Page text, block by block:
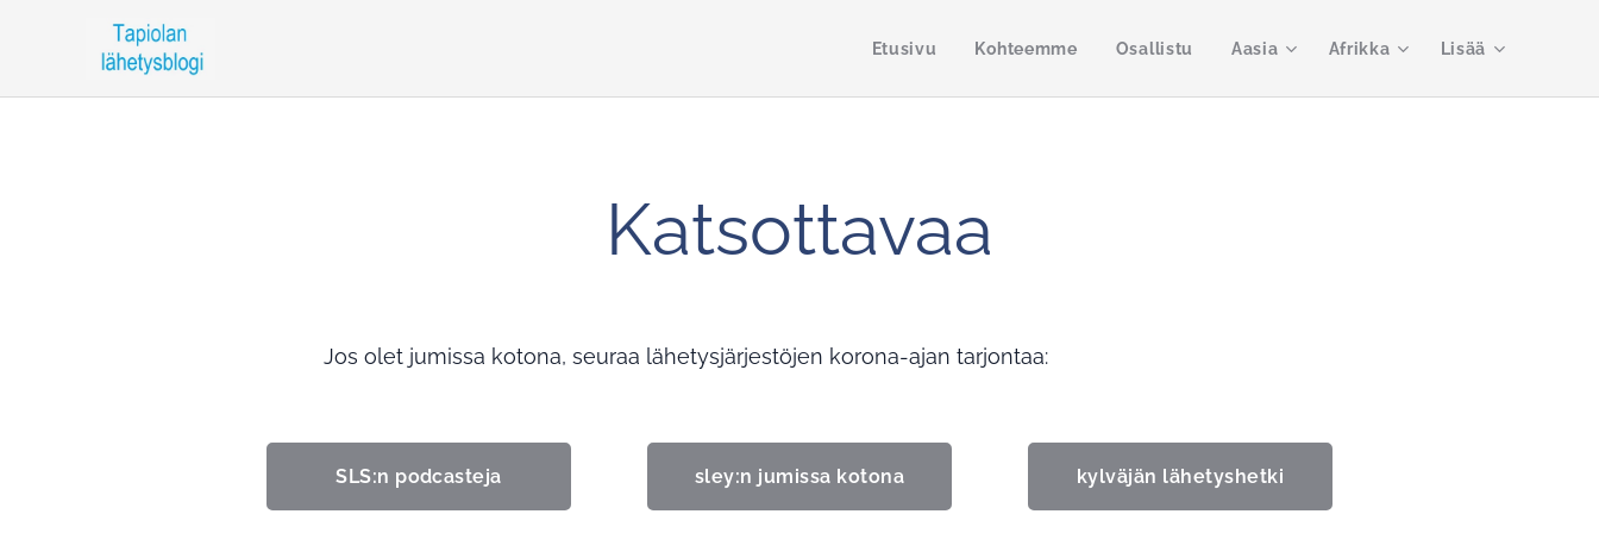
Etusivu Kohteemme Osallistu Aasia Afrikka Lisää
Katsottavaa
Jos olet jumissa kotona, seuraa lähetysjärjestöjen korona-ajan tarjontaa:
SLS:n podcasteja sley:n jumissa kotona kylväjän lähetyshetki